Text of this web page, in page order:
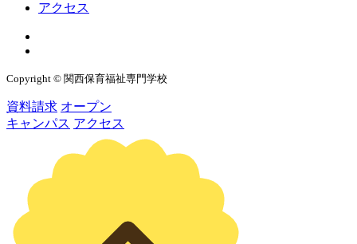
アクセス
Copyright © 関西保育福祉専門学校
資料請求 オープン
キャンパス アクセス